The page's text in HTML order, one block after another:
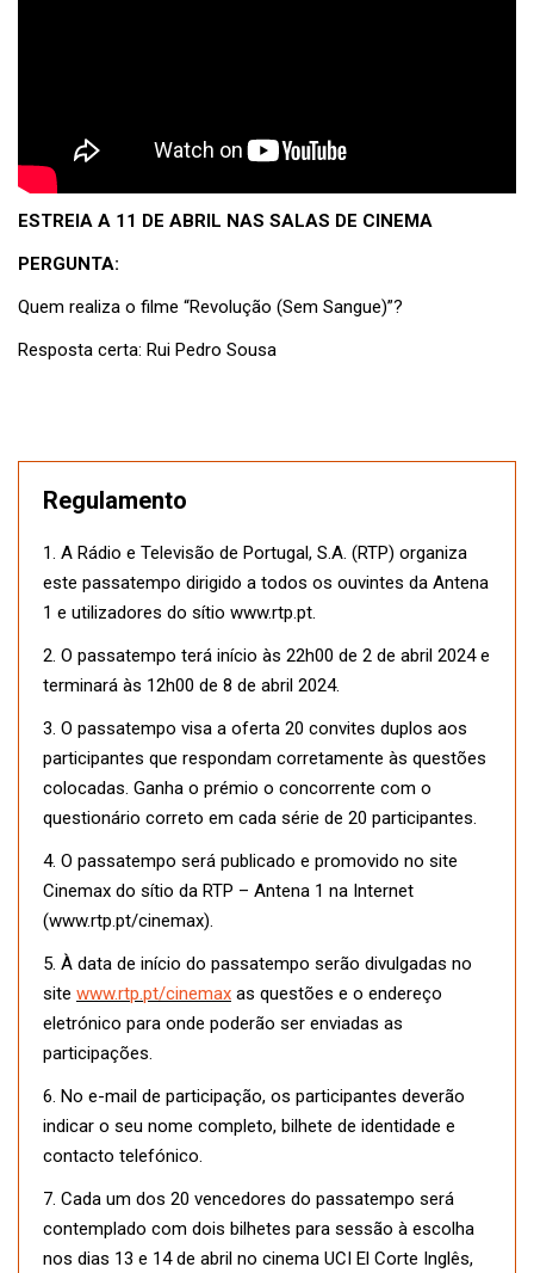
ESTREIA A 11 DE ABRIL NAS SALAS DE CINEMA
PERGUNTA:
Quem realiza o filme “Revolução (Sem Sangue)”?
Resposta certa: Rui Pedro Sousa
Regulamento
1. A Rádio e Televisão de Portugal, S.A. (RTP) organiza
este passatempo dirigido a todos os ouvintes da Antena
1 e utilizadores do sítio www.rtp.pt.
2. O passatempo terá início às 22h00 de 2 de abril 2024 e
terminará às 12h00 de 8 de abril 2024.
3. O passatempo visa a oferta 20 convites duplos aos
participantes que respondam corretamente às questões
colocadas. Ganha o prémio o concorrente com o
questionário correto em cada série de 20 participantes.
4. O passatempo será publicado e promovido no site
Cinemax do sítio da RTP – Antena 1 na Internet
(www.rtp.pt/cinemax).
5. À data de início do passatempo serão divulgadas no
site www.rtp.pt/cinemax as questões e o endereço
eletrónico para onde poderão ser enviadas as
participações.
6. No e-mail de participação, os participantes deverão
indicar o seu nome completo, bilhete de identidade e
contacto telefónico.
7. Cada um dos 20 vencedores do passatempo será
contemplado com dois bilhetes para sessão à escolha
nos dias 13 e 14 de abril no cinema UCI El Corte Inglês,